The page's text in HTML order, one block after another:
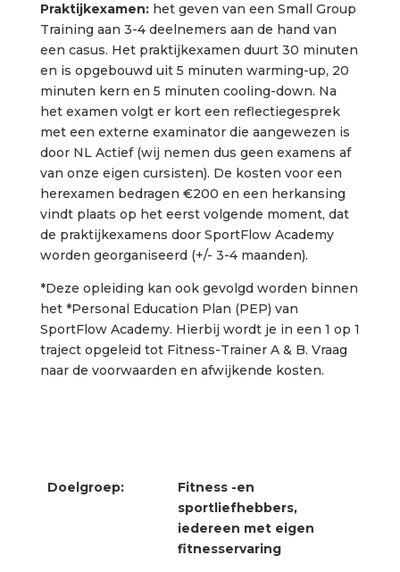
Praktijkexamen:het geven van een Small Group
Training aan 3-4 deelnemers aan de hand van
een casus. Het praktijkexamen duurt 30 minuten
en is opgebouwd uit 5 minuten warming-up, 20
minuten kern en 5 minuten cooling-down. Na
het examen volgt er kort een reflectiegesprek
met een externe examinator die aangewezen is
door NL Actief (wij nemen dus geen examens af
van onze eigen cursisten). De kosten voor een
herexamen bedragen €200 en een herkansing
vindt plaats op het eerst volgende moment, dat
de praktijkexamens door SportFlow Academy
worden georganiseerd (+/- 3-4 maanden).
*Deze opleiding kan ook gevolgd worden binnen
het *Personal Education Plan (PEP) van
SportFlow Academy. Hierbij wordt je in een 1 op 1
traject opgeleid tot Fitness-Trainer A & B. Vraag
naar de voorwaarden en afwijkende kosten.
Doelgroep:
Fitness -en
sportliefhebbers,
iedereen met eigen
fitnesservaring